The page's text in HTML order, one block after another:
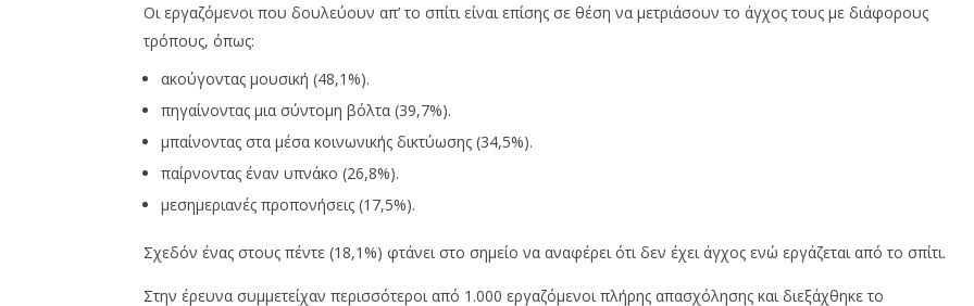
Οι εργαζόμενοι που δουλεύουν απ’ το σπίτι είναι επίσης σε θέση να μετριάσουν το άγχος τους με διάφορους
τρόπους, όπως:
ακούγοντας μουσική (48,1%).
πηγαίνοντας μια σύντομη βόλτα (39,7%).
μπαίνοντας στα μέσα κοινωνικής δικτύωσης (34,5%).
παίρνοντας έναν υπνάκο (26,8%).
μεσημεριανές προπονήσεις (17,5%).
Σχεδόν ένας στους πέντε (18,1%) φτάνει στο σημείο να αναφέρει ότι δεν έχει άγχος ενώ εργάζεται από το σπίτι.
Στην έρευνα συμμετείχαν περισσότεροι από 1.000 εργαζόμενοι πλήρης απασχόλησης και διεξάχθηκε το